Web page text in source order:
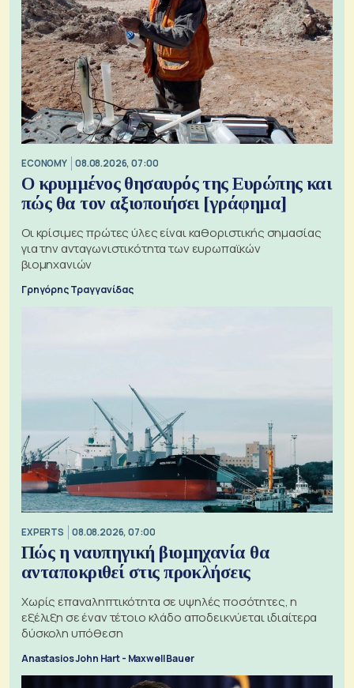
ECONOMY 08.08.2026, 07:00
Ο κρυμμένος θησαυρός της Ευρώπης και
πώς θα τον αξιοποιήσει [γράφημα]
Οι κρίσιμες πρώτες ύλες είναι καθοριστικής σημασίας
για την ανταγωνιστικότητα των ευρωπαϊκών
βιομηχανιών
Γρηγόρης Τραγγανίδας
EXPERTS 08.08.2026, 07:00
Πώς η ναυπηγική βιομηχανία θα
ανταποκριθεί στις προκλήσεις
Χωρίς επαναληπτικότητα σε υψηλές ποσότητες, η
εξέλιξη σε έναν τέτοιο κλάδο αποδεικνύεται ιδιαίτερα
δύσκολη υπόθεση
Anastasios John Hart - Maxwell Bauer